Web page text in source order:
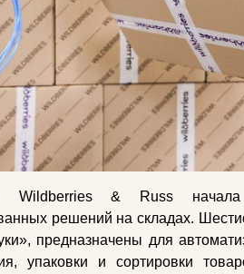
Wildberries & Russ начала
решений на складах.
предназначены для
упаковки и сортировки